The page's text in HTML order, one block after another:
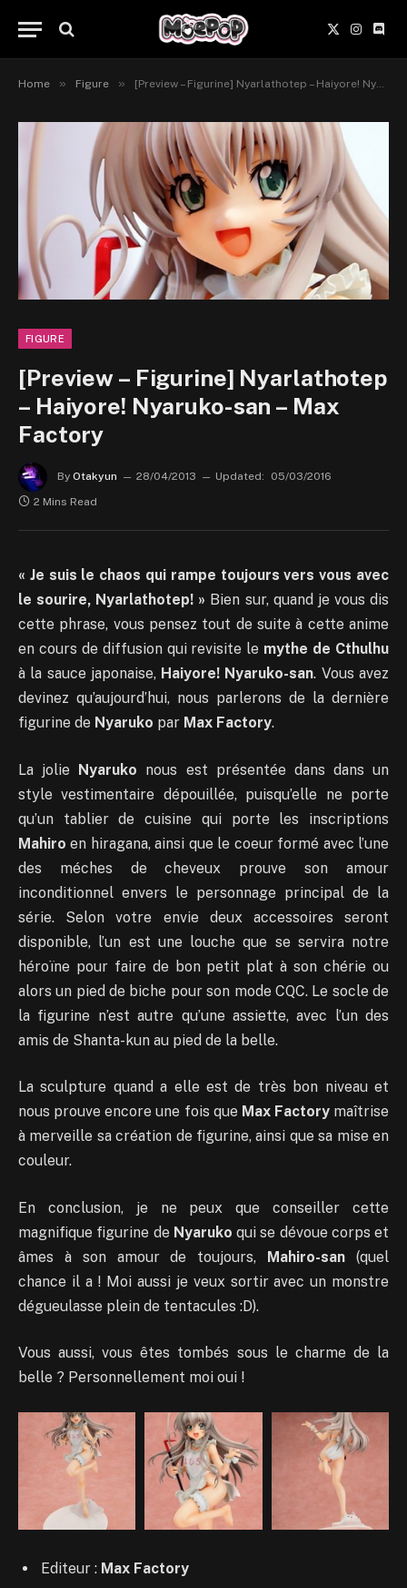
X
(Twitter)
Home » Figure » [Preview – Figurine] Nyarlathotep – Haiyore! Nyaruko-san – Max Factory
FIGURE
[Preview – Figurine] Nyarlathotep
– Haiyore! Nyaruko-san – Max
Factory
By Otakyun 28/04/2013 Updated:
05/03/2016
2 Mins Read
« Je suis le chaos qui rampe toujours vers vous avec
le sourire, Nyarlathotep! » Bien sur, quand je vous dis
cette phrase, vous pensez tout de suite à cette anime
en cours de diffusion qui revisite le mythe de Cthulhu
à la sauce japonaise, Haiyore! Nyaruko-san. Vous avez
devinez qu’aujourd’hui, nous parlerons de la dernière
figurine de Nyaruko par Max Factory.
La jolie Nyaruko nous est présentée dans dans un
style vestimentaire dépouillée, puisqu’elle ne porte
qu’un tablier de cuisine qui porte les inscriptions
Mahiro en hiragana, ainsi que le coeur formé avec l’une
des méches de cheveux prouve son amour
inconditionnel envers le personnage principal de la
série. Selon votre envie deux accessoires seront
disponible, l’un est une louche que se servira notre
héroïne pour faire de bon petit plat à son chérie ou
alors un pied de biche pour son mode CQC. Le socle de
la figurine n’est autre qu’une assiette, avec l’un des
amis de Shanta-kun au pied de la belle.
La sculpture quand a elle est de très bon niveau et
nous prouve encore une fois que Max Factorymaîtrise
à merveille sa création de figurine, ainsi que sa mise en
couleur.
En conclusion, je ne peux que conseiller cette
magnifique figurine de Nyaruko qui se dévoue corps et
âmes à son amour de toujours, Mahiro-san (quel
chance il a ! Moi aussi je veux sortir avec un monstre
dégueulasse plein de tentacules :D).
Vous aussi, vous êtes tombés sous le charme de la
belle ? Personnellement moi oui !
Editeur : Max Factory